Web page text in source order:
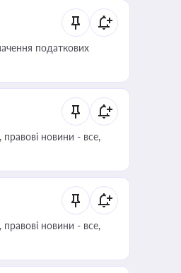
податкових
новини - все,
новини - все,